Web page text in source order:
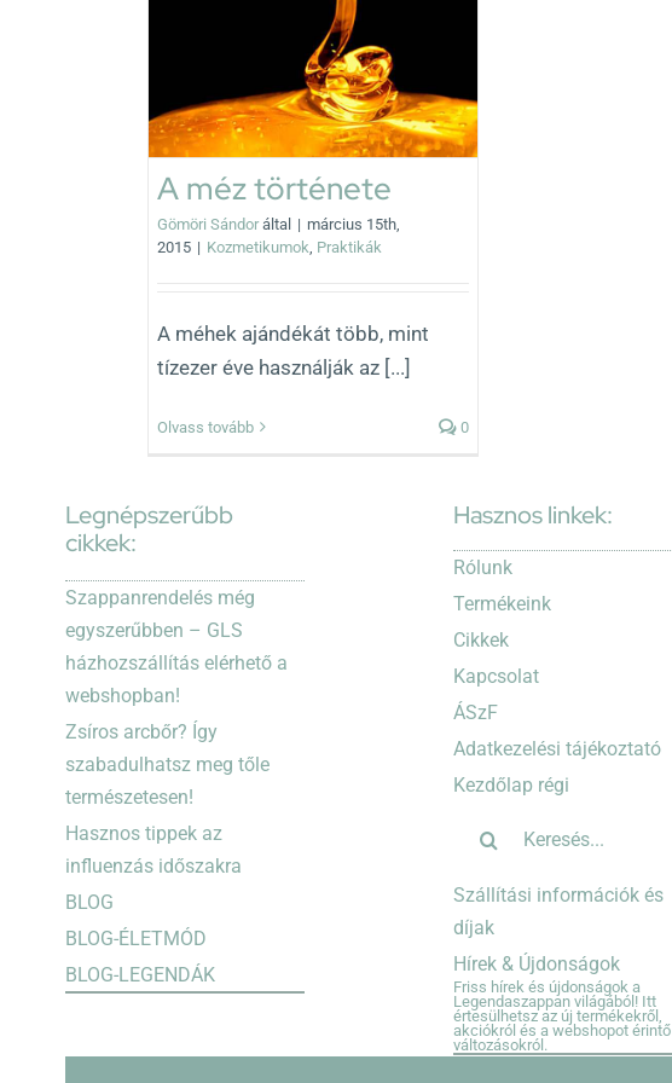
A méz története
Gömöri Sándor által | március 15th,
2015 | Kozmetikumok Praktikák
A méhek ajándékát több, mint
tízezer éve használják az [...]
Olvass tovább 0
Legnépszerűbb
cikkek:
Szappanrendelés még
egyszerűbben – GLS
házhozszállítás elérhető a
webshopban!
Zsíros arcbőr? Így
szabadulhatsz meg tőle
természetesen!
Hasznos tippek az
influenzás időszakra
BLOG
BLOG-ÉLETMÓD
BLOG-LEGENDÁK
Hasznos linkek:
Rólunk
Termékeink
Cikkek
Kapcsolat
ÁSzF
Adatkezelési tájékoztató
Kezdőlap régi
Szállítási információk és
díjak
Hírek & Újdonságok
Friss hírek és újdonságok a
Legendaszappan világából! Itt
értesülhetsz az új termékekről,
akciókról és a webshopot érintő
változásokról.